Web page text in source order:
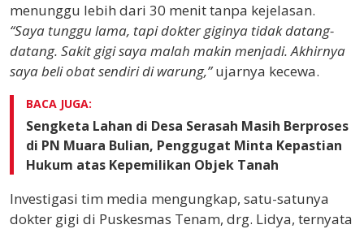
menunggu lebih dari 30 menit tanpa kejelasan.
“Saya tunggu lama, tapi dokter giginya tidak datang-
datang. Sakit gigi saya malah makin menjadi. Akhirnya
saya beli obat sendiri di warung,”ujarnya kecewa.
BACA JUGA:
Sengketa Lahan di Desa Serasah Masih Berproses
di PN Muara Bulian, Penggugat Minta Kepastian
Hukum atas Kepemilikan Objek Tanah
Investigasi tim media mengungkap, satu-satunya
dokter gigi di Puskesmas Tenam, drg. Lidya, ternyata